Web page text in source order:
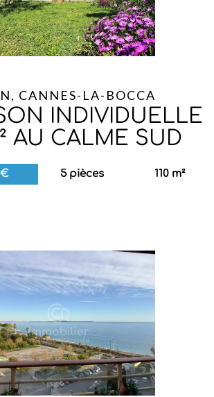
CANNES-LA-BOCCA
INDIVIDUELLE
AU CALME SUD
€ 5 pièces 110 m²